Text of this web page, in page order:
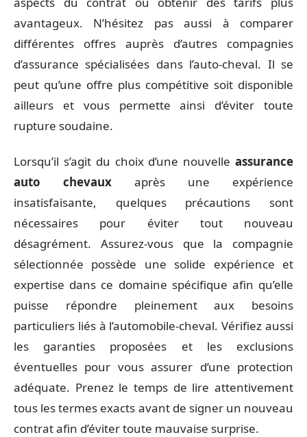
avantageux. N’hésitez pas aussi à comparer
différentes offres auprès d’autres compagnies
d’assurance spécialisées dans l’auto-cheval. Il se
peut qu’une offre plus compétitive soit disponible
ailleurs et vous permette ainsi d’éviter toute
rupture soudaine.
Lorsqu’il s’agit du choix d’une nouvelle assurance
auto chevaux après une expérience
insatisfaisante, quelques précautions sont
nécessaires pour éviter tout nouveau
désagrément. Assurez-vous que la compagnie
sélectionnée possède une solide expérience et
expertise dans ce domaine spécifique afin qu’elle
puisse répondre pleinement aux besoins
particuliers liés à l’automobile-cheval. Vérifiez aussi
les garanties proposées et les exclusions
éventuelles pour vous assurer d’une protection
adéquate. Prenez le temps de lire attentivement
tous les termes exacts avant de signer un nouveau
contrat afin d’éviter toute mauvaise surprise.